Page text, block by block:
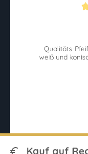
Qualitäts-
weiß und
Kauf auf